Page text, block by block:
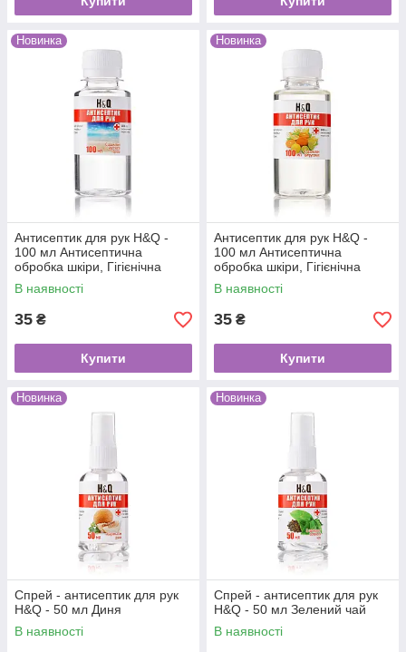
Новинка
Антисептик для рук H&Q -
100 мл Антисептична
обробка шкіри, Гігієнічна
дезінфекція рук і шкіри, Руки,
Морський бриз
В наявності
35 ₴
Купити
Новинка
Антисептик для рук H&Q -
100 мл Антисептична
обробка шкіри, Гігієнічна
дезінфекція рук і шкіри, Руки,
Цитрусові
В наявності
35 ₴
Купити
Новинка
Спрей - антисептик для рук
H&Q - 50 мл Диня
В наявності
Новинка
Спрей - антисептик для рук
H&Q - 50 мл Зелений чай
В наявності